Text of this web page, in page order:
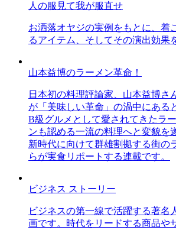
人の服見て我が服直せ
お洒落オヤジの実例をもとに、着
るアイテム、そしてその演出効果
山本益博のラーメン革命！
日本初の料理評論家、山本益博さ
が「美味しい革命」の渦中にある
B級グルメとして愛されてきたラ
ンも認める一流の料理へと変貌を
新時代に向けて群雄割拠する街の
らが実食リポートする連載です。
ビジネス ストーリー
ビジネスの第一線で活躍する著名
画です。時代をリードする商品や